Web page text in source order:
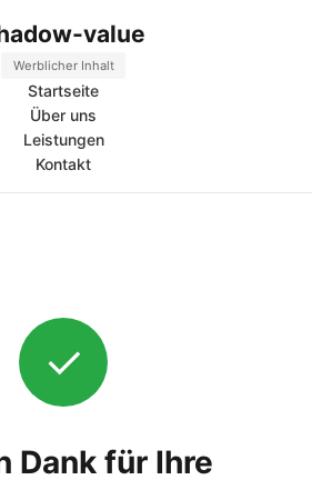
value
Werblicher Inhalt
Startseite
Über uns
Leistungen
Kontakt
✓
Dank für Ihre